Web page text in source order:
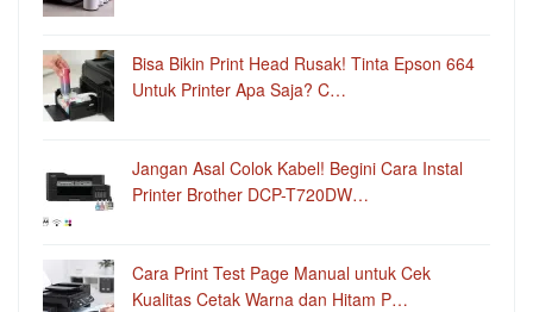
Bisa Bikin Print Head Rusak! Tinta Epson 664
Untuk Printer Apa Saja? C…
Jangan Asal Colok Kabel! Begini Cara Instal
Printer Brother DCP-T720DW…
Cara Print Test Page Manual untuk Cek
Kualitas Cetak Warna dan Hitam P…